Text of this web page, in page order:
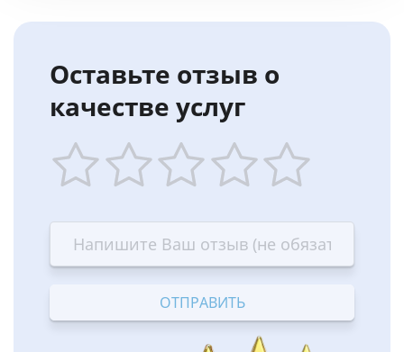
Оставьте отзыв о
качестве услуг
star
Terrible
stars
—
Bad
stars
—
OK
stars
—
Good
stars
—
Excellent